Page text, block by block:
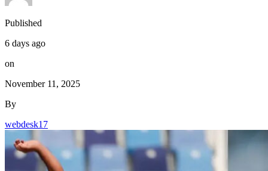
Published
6 days ago
on
November 11, 2025
By
webdesk17